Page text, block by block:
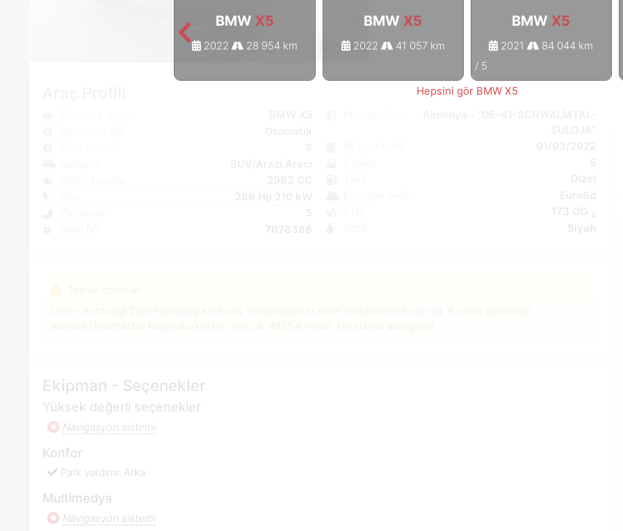
BMW X5
2022 28 954 km
BMW X5
2022 41 057 km
BMW X5
2021 84 044 km
/ 5
Hepsini gör BMW X5
7078386 Siyah
Ekipman - Seçenekler
Yüksek değerli seçenekler
Navigasyon sistemi
Konfor
Park yardımı: Arka
Multimedya
Navigasyon sistemi